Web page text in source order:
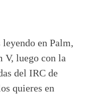
en Palm,
V, luego con la
del IRC de
quieres en